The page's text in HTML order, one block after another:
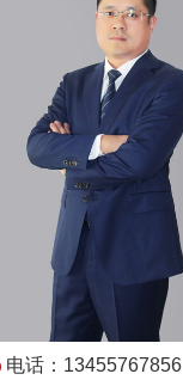
电话：13455767856